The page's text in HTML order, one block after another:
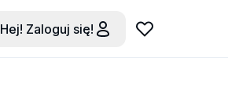
Hej! Zaloguj się!